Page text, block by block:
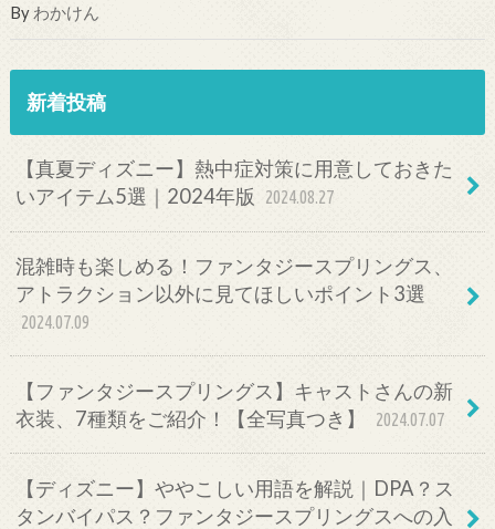
By わかけん
新着投稿
【真夏ディズニー】熱中症対策に用意しておきた
いアイテム5選｜2024年版
2024.08.27
混雑時も楽しめる！ファンタジースプリングス、
アトラクション以外に見てほしいポイント3選
2024.07.09
【ファンタジースプリングス】キャストさんの新
衣装、7種類をご紹介！【全写真つき】
2024.07.07
【ディズニー】ややこしい用語を解説｜DPA？ス
タンバイパス？ファンタジースプリングスへの入